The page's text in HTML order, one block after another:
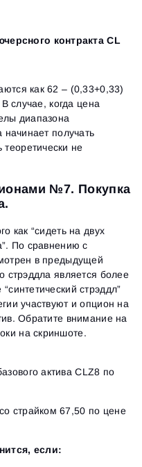
контракта CL
как 62 – (0,33+0,33)
случае, когда цена
диапазона
начинает получать
не
№7. Покупка
как “сидеть на двух
По сравнению с
в предыдущей
стрэддла является более
стрэддл”
участвуют и опцион на
Обратите внимание на
на скриншоте.
актива CLZ8 по
страйком 67,50 по цене
если: